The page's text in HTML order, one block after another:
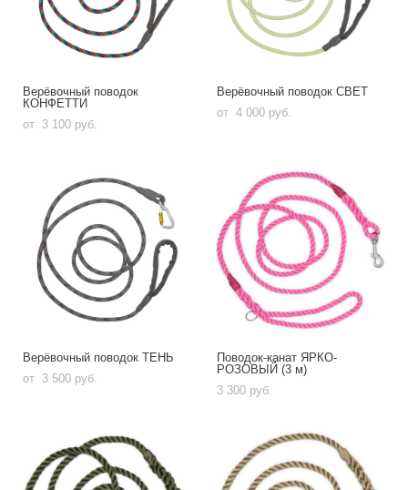
Верёвочный поводок
КОНФЕТТИ
от 3 100 pуб.
Верёвочный поводок СВЕТ
от 4 000 pуб.
Верёвочный поводок ТЕНЬ
от 3 500 pуб.
Поводок-канат ЯРКО-
РОЗОВЫЙ (3 м)
3 300 pуб.